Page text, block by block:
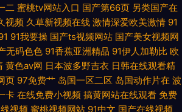
网站 91视频入口福利姬 大香蕉综合色网 九1网页
锋AV资源网 91传媒蜜桃传媒 91手机在线视频观看
福利视频网 日韩成人黄色免费av 亚洲自蔚 91黄色
二 蜜桃tv网站入口 国产第66页 另类国产在
视频 久草新视频在线 激情深爱欧美激情 91
91我要操 国产ts视频网站 国产美女视频网
无码色色 91香蕉亚洲精品 91伊人加勒比 欧
黄色av网 日本波多野吉衣 日韩在线观看精
页 97免费艹 岛国一区二区 岛国动作片在 波
卡 在线免费小视频 搞黄网站在线观看 免费
视频 蜜桃视频网站 91中文 国产在线视频